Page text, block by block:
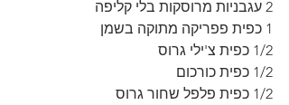
2 עגבניות מרוסקות בלי קליפה
1 כפית פפריקה מתוקה בשמן
1/2 כפית צ'ילי גרוס
1/2 כפית כורכום
1/2 כפית פלפל שחור גרוס